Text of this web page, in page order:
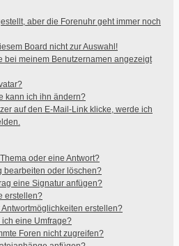
aber die Forenuhr geht immer noch
Board nicht zur Auswahl!
bei meinem Benutzernamen angezeigt
kann ich ihn ändern?
auf den E-Mail-Link klicke, werde ich
oder eine Antwort?
bearbeiten oder löschen?
eine Signatur anfügen?
erstellen?
erstellen?
eine Umfrage?
Foren nicht zugreifen?